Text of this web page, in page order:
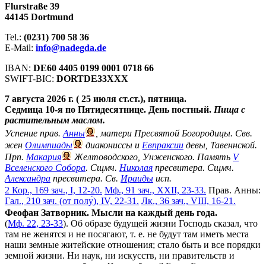
Flurstraße 39
44145 Dortmund
Tel.: (0231) 700 58 36
E-Mail: info@nadegda.de
IBAN: DE60 4405 0199 0001 0718 66
SWIFT-BIC: DORTDE33XXX
7 августа 2026 г. ( 25 июля ст.ст.), пятница.
Седмица 10-я по Пятидесятнице. День постный. Пища с
растительным маслом.
Успение прав. Анны
, матери Пресвятой Богородицы. Свв.
жен Олимпиады диакониссы и Евпраксии девы, Тавеннской.
Прп. Макария Желтоводского, Унженского. Память V
Вселенского Собора. Сщмч. Николая пресвитера. Сщмч.
Александра пресвитера. Св. Ираиды исп.
2 Кор., 169 зач., I, 12-20. Мф., 91 зач., XXII, 23-33. Прав. Анны:
Гал., 210 зач. (от полу́), IV, 22-31. Лк., 36 зач., VIII, 16-21.
Феофан Затворник. Мысли на каждый день года.
(Мф. 22, 23-33). Об образе будущей жизни Господь сказал, что
там не женятся и не посягают, т. е. не будут там иметь места
наши земные житейские отношения; стало быть и все порядки
земной жизни. Ни наук, ни искусств, ни правительств и